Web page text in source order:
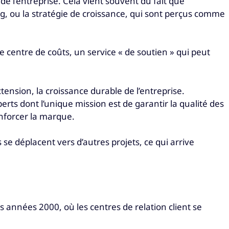
ou la stratégie de croissance, qui sont perçus comme
de coûts, un service « de soutien » qui peut
la croissance durable de l’entreprise.
dont l’unique mission est de garantir la qualité des
la marque.
déplacent vers d’autres projets, ce qui arrive
années 2000, où les centres de relation client se